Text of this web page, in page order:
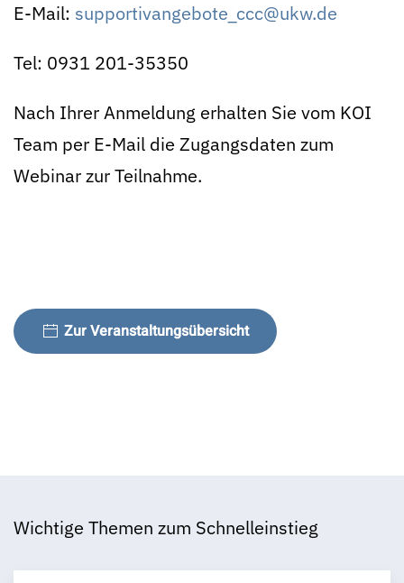
E-Mail: supportivangebote_ccc@ukw.de
Tel: 0931 201-35350
Nach Ihrer Anmeldung erhalten Sie vom KOI
Team per E-Mail die Zugangsdaten zum
Webinar zur Teilnahme.
Zur Veranstaltungsübersicht
Wichtige Themen zum Schnelleinstieg